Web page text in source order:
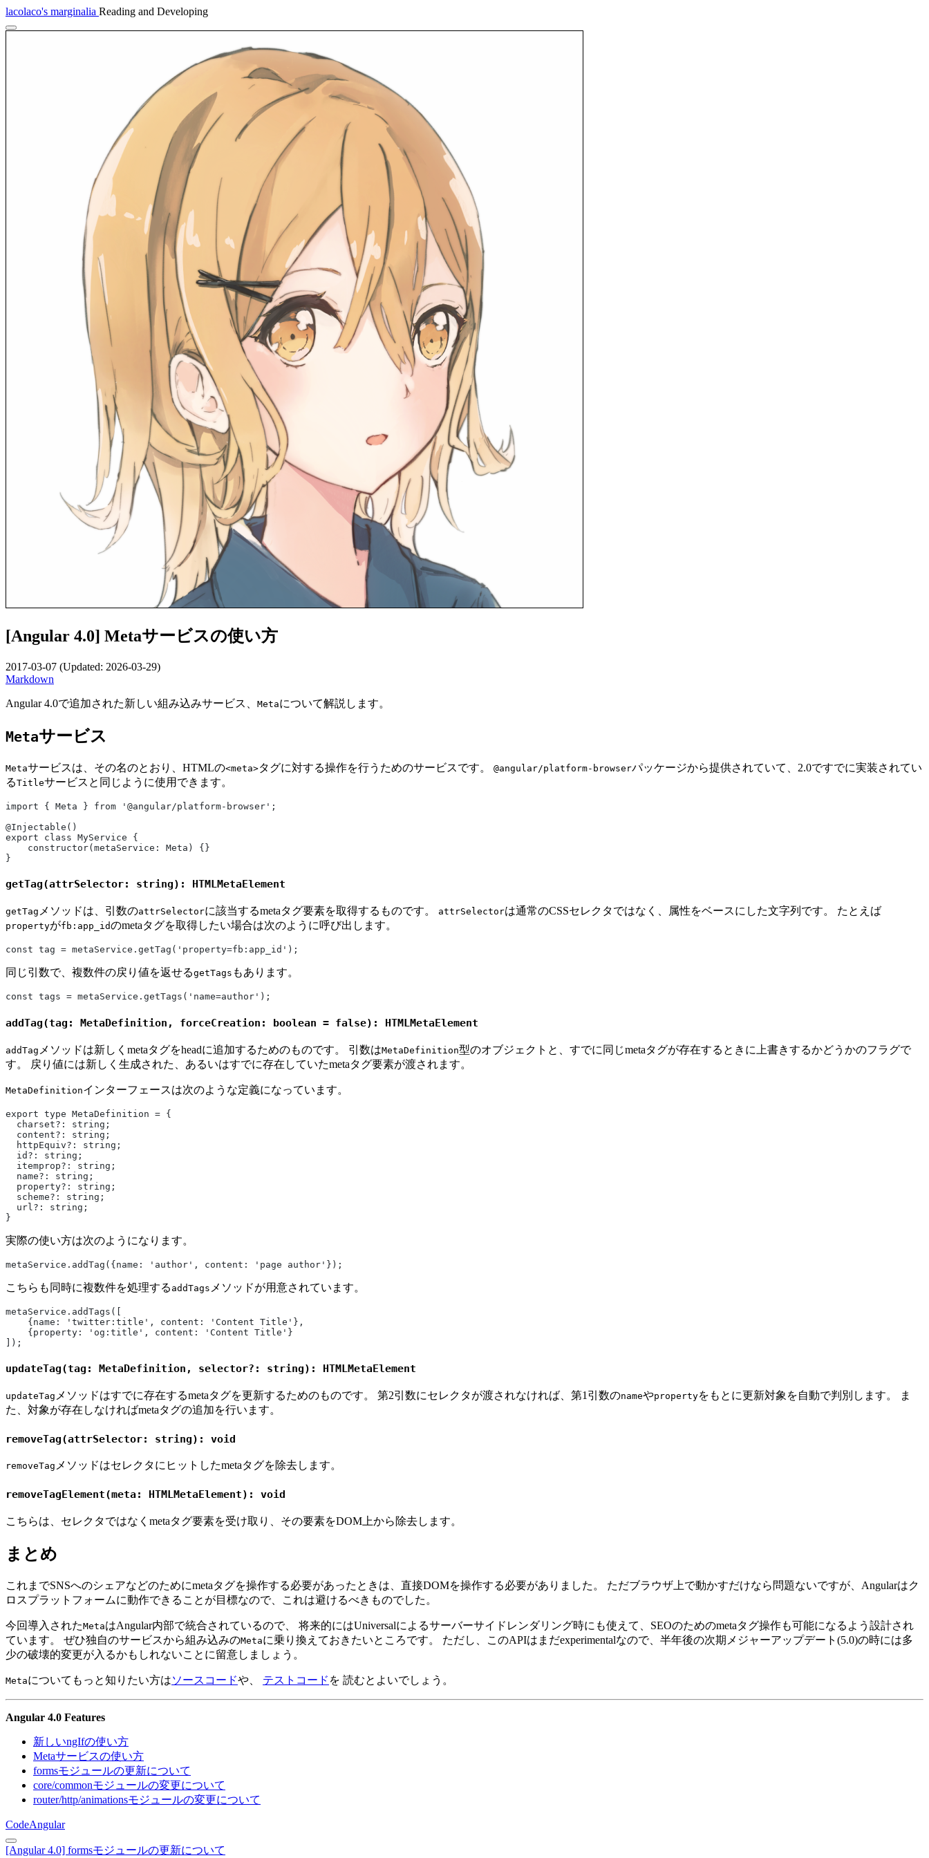
lacolaco's marginalia Reading and Developing
[Angular 4.0] Metaサービスの使い方
2017-03-07 (Updated: 2026-03-29)
Markdown
Angular 4.0で追加された新しい組み込みサービス、 Metaについて解説します。
Metaサービス
Metaサービスは、その名のとおり、HTMLの<meta>タグに対する操作を行うためのサービスです。 @angular/platform-browserパッケージから提供されていて、2.0ですでに実装されてい
るTitleサービスと同じように使用できます。
import { Meta } from '@angular/platform-browser';
@Injectable()
export class MyService {
    constructor(metaService: Meta) {}
}
getTag(attrSelector: string): HTMLMetaElement
getTag メソッドは、引数のattrSelectorに該当するmetaタグ要素を取得するものです。 attrSelectorは通常のCSSセレクタではなく、属性をベースにした文字列です。 たとえば
propertyがfb:app_idのmetaタグを取得したい場合は次のように呼び出します。
const tag = metaService.getTag('property=fb:app_id');
同じ引数で、複数件の戻り値を返せるgetTags もあります。
const tags = metaService.getTags('name=author');
addTag(tag: MetaDefinition, forceCreation: boolean = false): HTMLMetaElement
addTag メソッドは新しくmetaタグをheadに追加するためのものです。 引数はMetaDefinition型のオブジェクトと、すでに同じmetaタグが存在するときに上書きするかどうかのフラグで
す。 戻り値には新しく生成された、あるいはすでに存在していたmetaタグ要素が渡されます。
MetaDefinitionインターフェースは次のような定義になっています。
export type MetaDefinition = {
  charset?: string;
  content?: string;
  httpEquiv?: string;
  id?: string;
  itemprop?: string;
  name?: string;
  property?: string;
  scheme?: string;
  url?: string;
}
実際の使い方は次のようになります。
metaService.addTag({name: 'author', content: 'page author'});
こちらも同時に複数件を処理する addTags メソッドが用意されています。
metaService.addTags([
    {name: 'twitter:title', content: 'Content Title'},
    {property: 'og:title', content: 'Content Title'}
]);
updateTag(tag: MetaDefinition, selector?: string): HTMLMetaElement
updateTag メソッドはすでに存在するmetaタグを更新するためのものです。 第2引数にセレクタが渡されなければ、第1引数のnameやpropertyをもとに更新対象を自動で判別します。 ま
た、対象が存在しなければmetaタグの追加を行います。
removeTag(attrSelector: string): void
removeTag メソッドはセレクタにヒットしたmetaタグを除去します。
removeTagElement(meta: HTMLMetaElement): void
こちらは、セレクタではなくmetaタグ要素を受け取り、その要素をDOM上から除去します。
まとめ
これまでSNSへのシェアなどのためにmetaタグを操作する必要があったときは、直接DOMを操作する必要がありました。 ただブラウザ上で動かすだけなら問題ないですが、Angularはク
ロスプラットフォームに動作できることが目標なので、これは避けるべきものでした。
今回導入されたMetaはAngular内部で統合されているので、 将来的にはUniversalによるサーバーサイドレンダリング時にも使えて、SEOのためのmetaタグ操作も可能になるよう設計され
ています。 ぜひ独自のサービスから組み込みのMetaに乗り換えておきたいところです。 ただし、このAPIはまだexperimentalなので、半年後の次期メジャーアップデート(5.0)の時には多
少の破壊的変更が入るかもしれないことに留意しましょう。
Metaについてもっと知りたい方はソースコードや、 テストコード を 読むとよいでしょう。
Angular 4.0 Features
新しいngIfの使い方
Metaサービスの使い方
formsモジュールの更新について
core/commonモジュールの変更について
router/http/animationsモジュールの変更について
CodeAngular
[Angular 4.0] formsモジュールの更新について